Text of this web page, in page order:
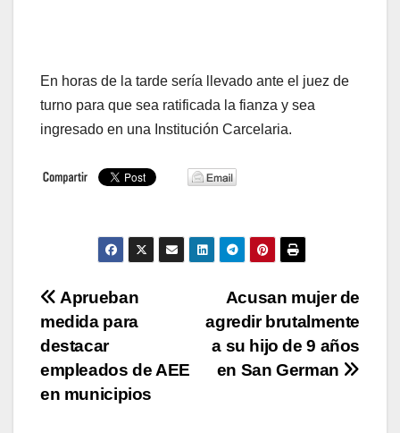
En horas de la tarde sería llevado ante el juez de
turno para que sea ratificada la fianza y sea
ingresado en una Institución Carcelaria.
Navegación
de
entradas
Acusan mujer de
agredir brutalmente
a su hijo de 9 años
en San German
Aprueban
medida para
destacar
empleados de AEE
en municipios